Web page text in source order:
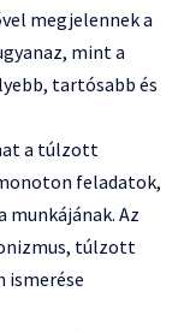
megjelennek a
mint a
tartósabb és
a túlzott
feladatok,
munkájának. Az
túlzott
ismerése